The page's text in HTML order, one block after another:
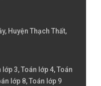
Huyện Thạch Thất,
lớp 3, Toán lớp 4, Toán
lớp 8, Toán lớp 9